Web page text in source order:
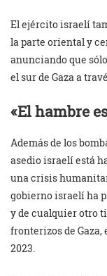
El ejército israelí
la parte oriental y
anunciando que
el sur de Gaza a
«El hambre
Además de los
asedio israelí está
una crisis
gobierno israelí ha
y de cualquier otro
fronterizos de Gaza,
2023.